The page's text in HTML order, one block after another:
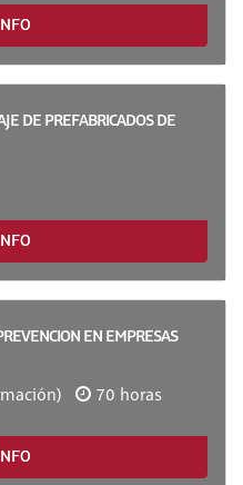
DE PREFABRICADOS DE
EN EMPRESAS
70 horas